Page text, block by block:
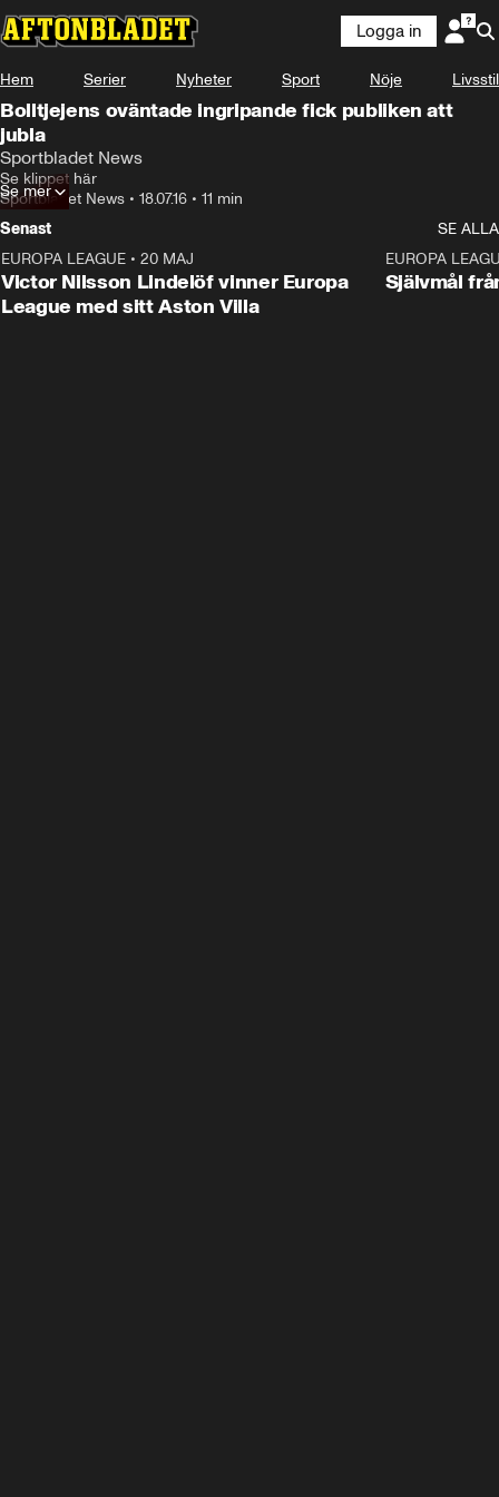
Logga in
Hem Serier Nyheter Sport Nöje Livsstil
Bolltjejens oväntade ingripande fick publiken att
jubla
Sportbladet News
Se klippet här
Sportbladet News • 18.07.16 • 11 min
Se mer
Senast
SE ALLA
EUROPA LEAGUE • 20 MAJ
Victor Nilsson Lindelöf vinner Europa
League med sitt Aston Villa
EUROPA
Självmål